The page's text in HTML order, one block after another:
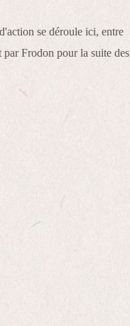
se déroule ici, entre
Frodon pour la suite des